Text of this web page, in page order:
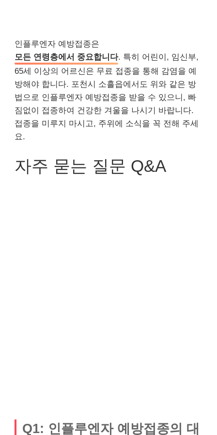
인플루엔자 예방접종은
모든 연령층에서 중요합니다. 특히 어린이, 임신부,
65세 이상의 어르신은 무료 접종을 통해 감염을 예
방해야 합니다. 포천시 소흘읍에서도 위와 같은 방
법으로 인플루엔자 예방접종을 받을 수 있으니, 빠
짐없이 접종하여 건강한 겨울을 나시기 바랍니다.
접종을 미루지 마시고, 주위에 소식을 꼭 전해 주세
요.
자주 묻는 질문 Q&A
Q1: 인플루엔자 예방접종의 대